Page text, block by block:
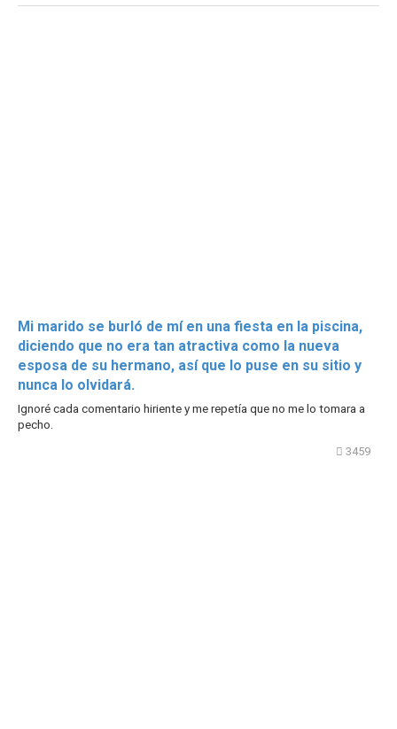
Mi marido se burló de mí en una fiesta en la piscina,
diciendo que no era tan atractiva como la nueva
esposa de su hermano, así que lo puse en su sitio y
nunca lo olvidará.
Ignoré cada comentario hiriente y me repetía que no me lo tomara a
pecho.
3459